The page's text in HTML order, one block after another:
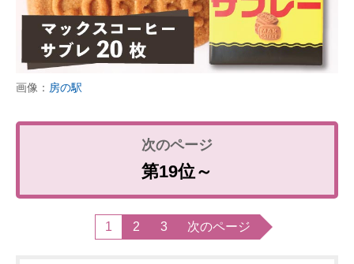
画像： 房の駅
第19位～
1 2 3 次のページ